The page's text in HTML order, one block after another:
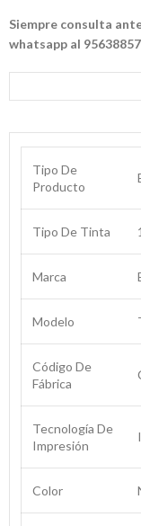
Siempre consulta
whatsapp al
Tipo De
Producto
Tipo De Tinta
Marca
Modelo
Código De
Fábrica
Tecnología De
Impresión
Color